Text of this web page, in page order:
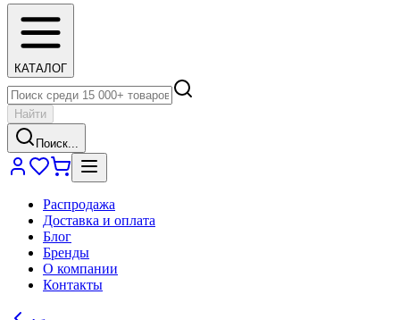
КАТАЛОГ
Найти
Поиск...
Распродажа
Доставка и оплата
Блог
Бренды
О компании
Контакты